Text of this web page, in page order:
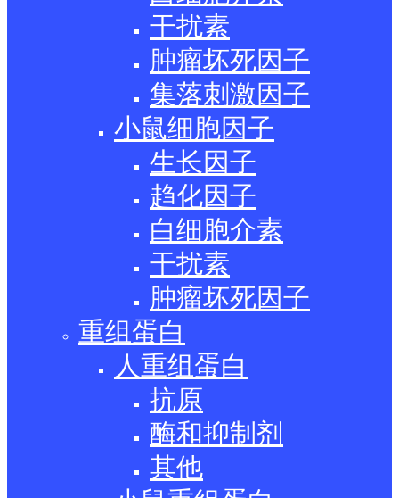
干扰素
肿瘤坏死因子
集落刺激因子
小鼠细胞因子
生长因子
趋化因子
白细胞介素
干扰素
肿瘤坏死因子
重组蛋白
人重组蛋白
抗原
酶和抑制剂
其他